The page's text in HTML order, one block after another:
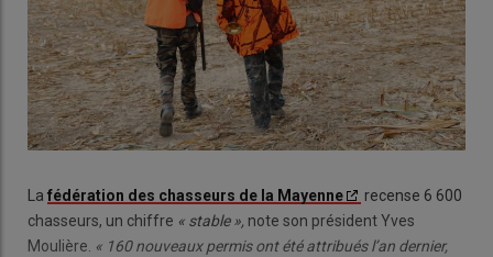
La fédération des chasseurs de la Mayenne
recense 6 600
chasseurs, un chiffre « stable », note son président Yves
Moulière. « 160 nouveaux permis ont été attribués l’an dernier,